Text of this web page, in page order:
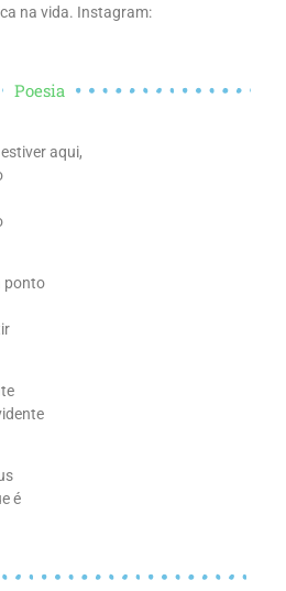
na vida. Instagram:
Poesia
aqui,
ponto
é